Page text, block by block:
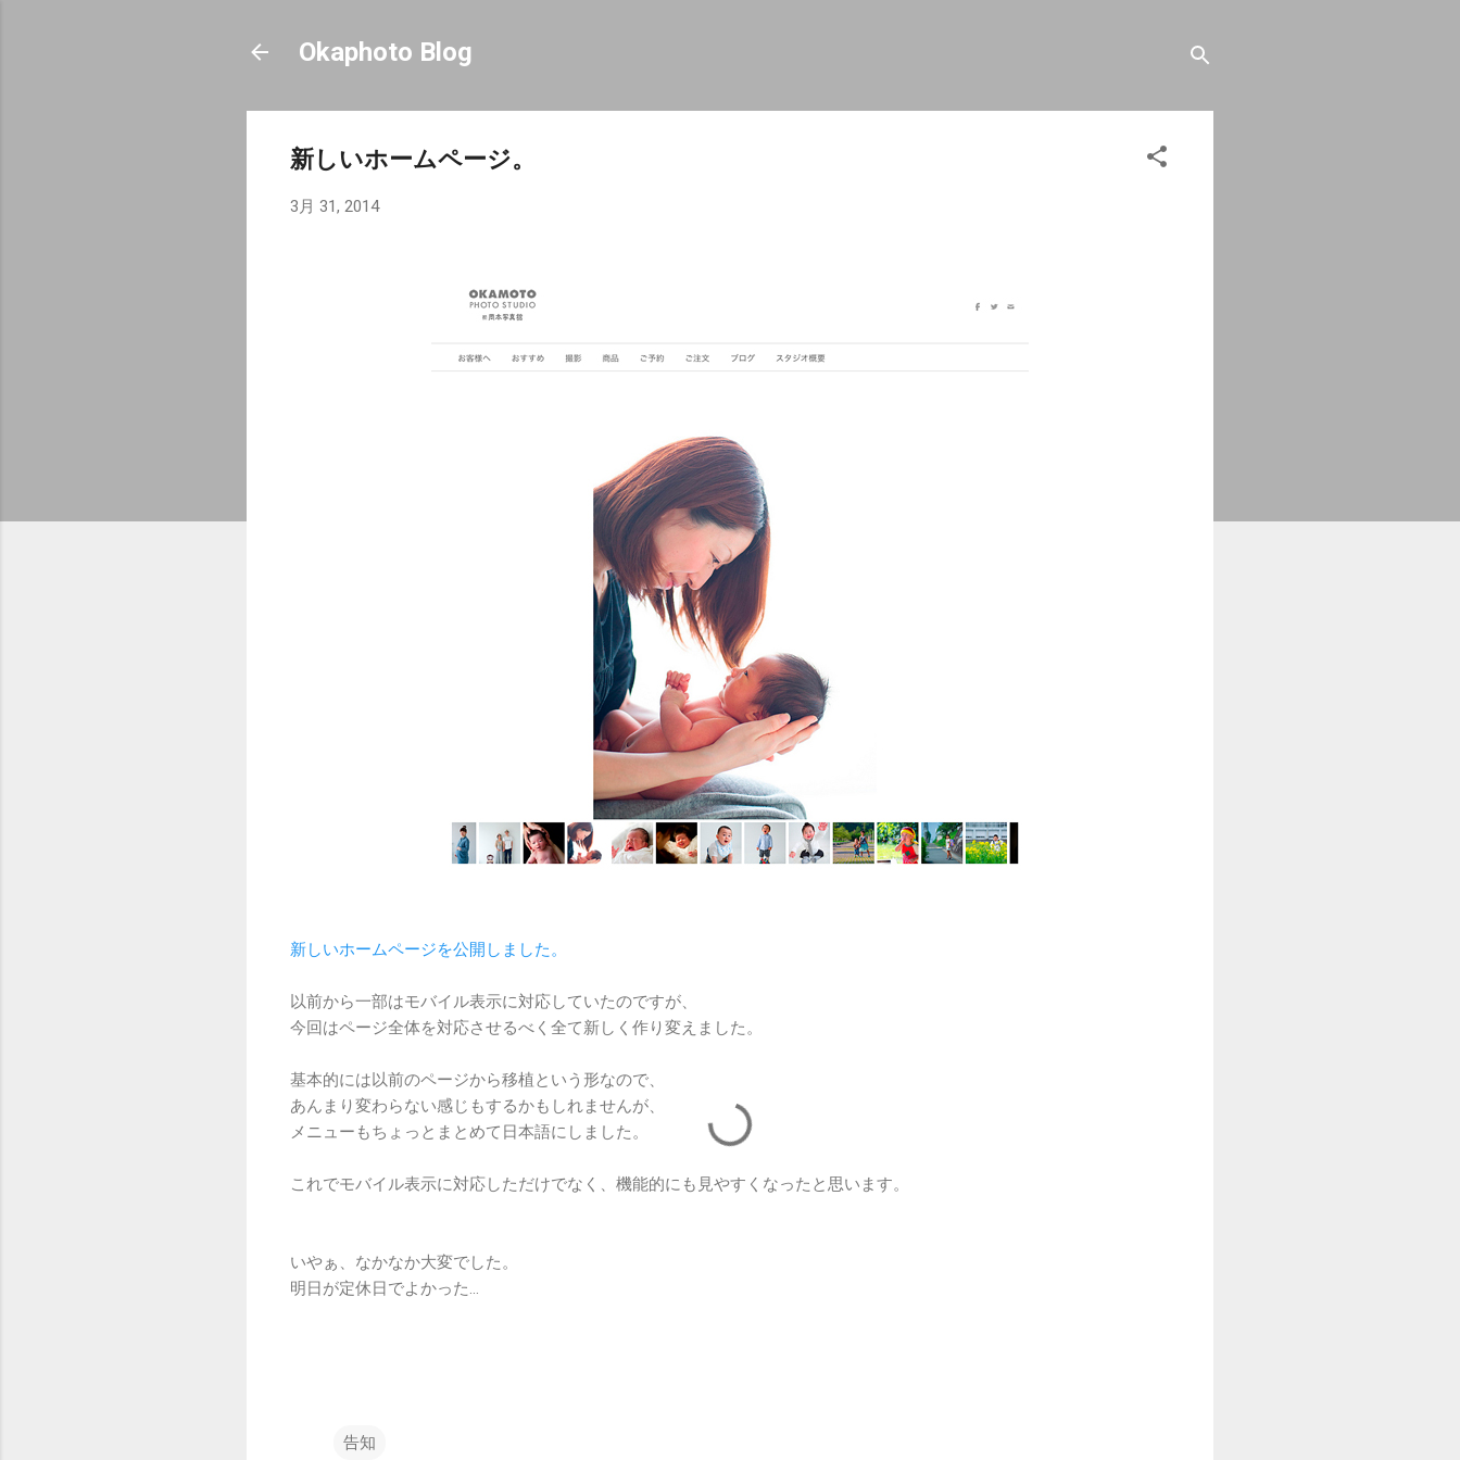
Okaphoto Blog
新しいホームページ。
3月 31, 2014
新しいホームページを公開しました。
以前から一部はモバイル表示に対応していたのですが、
今回はページ全体を対応させるべく全て新しく作り変えました。
基本的には以前のページから移植という形なので、
あんまり変わらない感じもするかもしれませんが、
メニューもちょっとまとめて日本語にしました。
これでモバイル表示に対応しただけでなく、機能的にも見やすくなったと思います。
いやぁ、なかなか大変でした。
明日が定休日でよかった…
告知